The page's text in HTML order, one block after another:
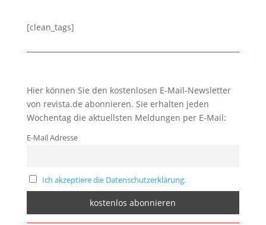
[clean_tags]
Hier können Sie den kostenlosen E-Mail-Newsletter
von revista.de abonnieren. Sie erhalten jeden
Wochentag die aktuellsten Meldungen per E-Mail:
E-Mail Adresse
Ich akzeptiere die Datenschutzerklärung.